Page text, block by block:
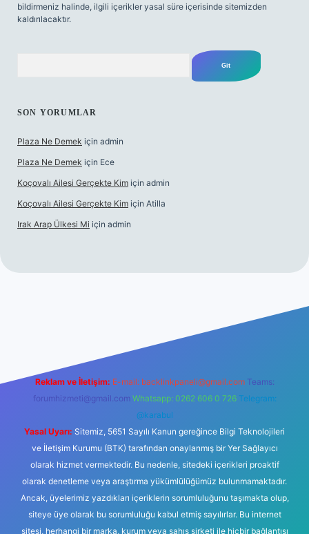
bildirmeniz halinde, ilgili içerikler yasal süre içerisinde sitemizden
kaldırılacaktır.
SON YORUMLAR
Plaza Ne Demek için admin
Plaza Ne Demek için Ece
Koçovalı Ailesi Gerçekte Kim için admin
Koçovalı Ailesi Gerçekte Kim için Atilla
Irak Arap Ülkesi Mi için admin
Reklam ve İletişim: E-mail: backlinkpaneli@gmail.com Teams:
forumhizmeti@gmail.com Whatsapp: 0262 606 0 726 Telegram:
@karabul
Yasal Uyarı: Sitemiz, 5651 Sayılı Kanun gereğince Bilgi Teknolojileri
ve İletişim Kurumu (BTK) tarafından onaylanmış bir Yer Sağlayıcı
olarak hizmet vermektedir. Bu nedenle, sitedeki içerikleri proaktif
olarak denetleme veya araştırma yükümlülüğümüz bulunmamaktadır.
Ancak, üyelerimiz yazdıkları içeriklerin sorumluluğunu taşımakta olup,
siteye üye olarak bu sorumluluğu kabul etmiş sayılırlar. Bu internet
sitesi, herhangi bir marka, kurum veya şahıs şirketi ile hiçbir bağlantısı